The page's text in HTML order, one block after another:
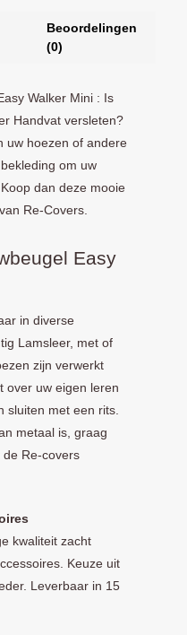
Beoordelingen
(0)
Walker Mini : Is
Handvat versleten?
uw hoezen of andere
om uw
dan deze mooie
Re-Covers.
Easy
in diverse
Lamsleer, met of
zijn verwerkt
over uw eigen leren
sluiten met een rits.
metaal is, graag
Re-covers
kwaliteit zacht
Keuze uit
Leverbaar in 15